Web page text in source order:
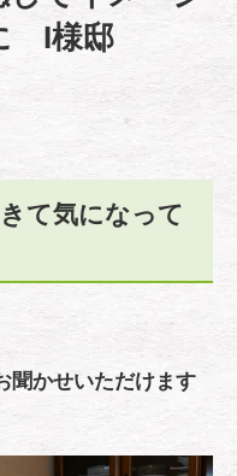
I様邸
て気になって
聞かせいただけます